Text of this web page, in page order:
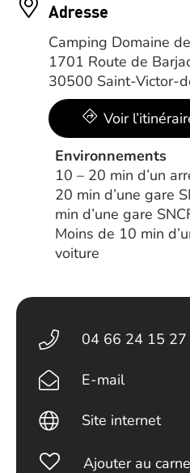
Adresse
Camping Domaine
1701 Route de
30500 Saint-Victor-
Voir
Environnements
10 – 20 min d’un
20 min d’une gare
min d’une gare
Moins de 10 min
voiture
04 66 24 15 27
E-mail
Site internet
Ajouter au